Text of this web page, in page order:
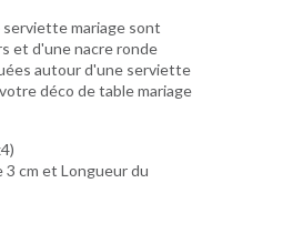
mariage sont
et d'une nacre ronde
autour d'une serviette
déco de table mariage
3 cm et Longueur du